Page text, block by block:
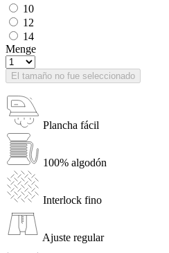
10
12
14
Menge
El tamaño no fue seleccionado
Plancha fácil
100% algodón
Interlock fino
Ajuste regular